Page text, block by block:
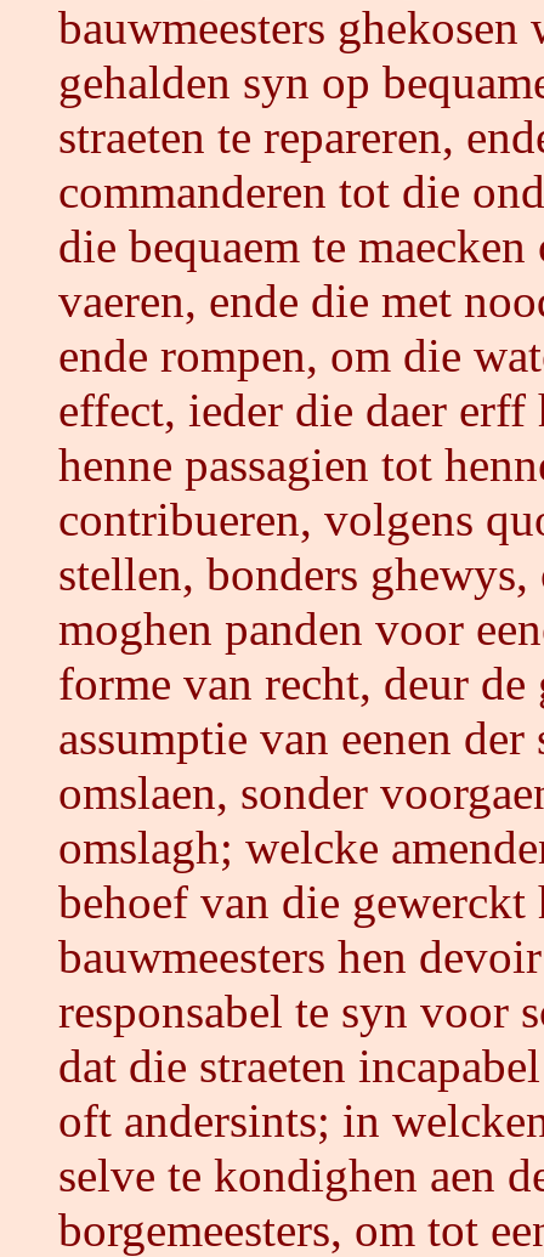
bauwmeesters
gehalden syn op
straeten te repareren,
commanderen tot die
die bequaem te
vaeren, ende die met
ende rompen, om die
effect, ieder die daer erff
henne passagien tot
contribueren, volgens
stellen, bonders
moghen panden voor
forme van recht, deur
assumptie van eenen
omslaen, sonder
omslagh; welcke
behoef van die gewerckt
bauwmeesters hen
responsabel te syn voor
dat die straeten
oft andersints; in
selve te kondighen aen
borgemeesters, om tot